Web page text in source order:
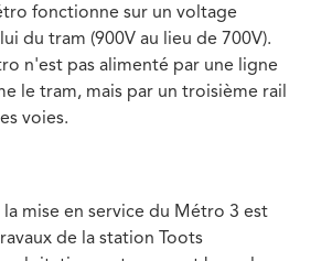
fonctionne sur un voltage
du tram (900V au lieu de 700V).
n'est pas alimenté par une ligne
le tram, mais par un troisième rail
voies.
mise en service du Métro 3 est
de la station Toots